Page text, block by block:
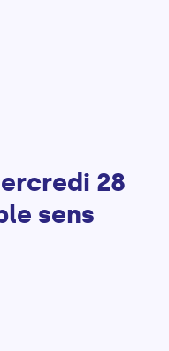
28
sens